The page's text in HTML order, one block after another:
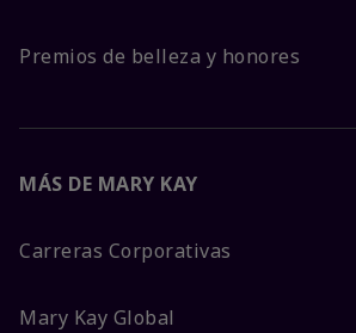
Premios de belleza y honores
MÁS DE MARY KAY
Carreras Corporativas
Mary Kay Global